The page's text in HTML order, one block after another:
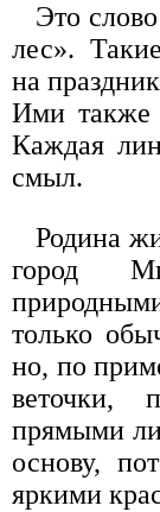
Это
лес».
на
Ими также
Каждая
смыл.
Родина
город
только
но, по
веточки,
прямыми
основу,
яркими